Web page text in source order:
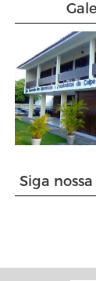
Siga